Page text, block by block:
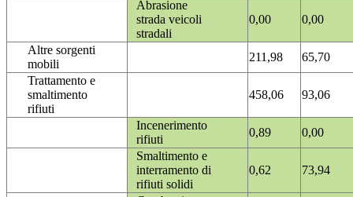
Abrasione
strada veicoli
stradali
0,00 0,00
Altre sorgenti
mobili
211,98
65,70
Trattamento e
smaltimento
rifiuti
458,06 93,06
Incenerimento
rifiuti
0,89
0,00
Smaltimento e
interramento di
rifiuti solidi
0,62 73,94